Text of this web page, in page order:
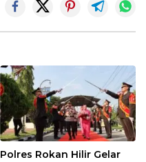
Polres Rokan Hilir Gelar